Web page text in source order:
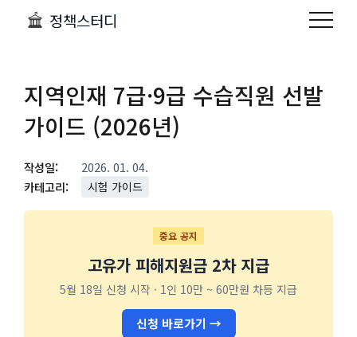
정책스터디
지역인재 7급·9급 수습직원 선발
가이드 (2026년)
작성일:
2026. 01. 04.
카테고리:
시험 가이드
중요 공지
고유가 피해지원금 2차 지급
5월 18일 신청 시작 · 1인 10만 ~ 60만원 차등 지급
신청 바로가기 →